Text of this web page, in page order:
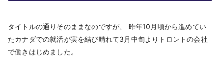
タイトルの通りそのままなのですが、 昨年10月頃から進めてい
たカナダでの就活が実を結び晴れて3月中旬よりトロントの会社
で働きはじめました。